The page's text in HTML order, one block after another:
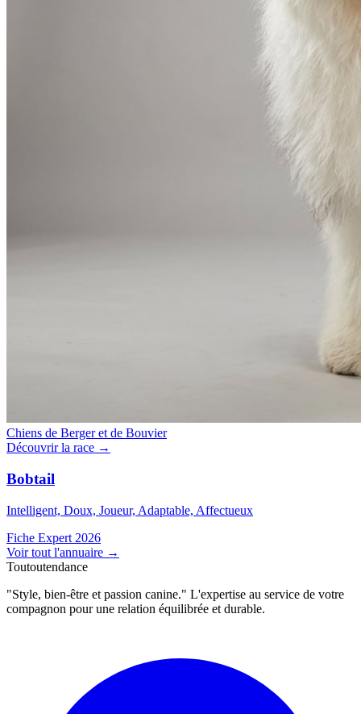
Chiens de Berger et de Bouvier
Découvrir la race →
Bobtail
Intelligent, Doux, Joueur, Adaptable, Affectueux
Fiche Expert 2026
Voir tout l'annuaire →
Toutoutendance
"Style, bien-être et passion canine." L'expertise au service de votre
compagnon pour une relation équilibrée et durable.